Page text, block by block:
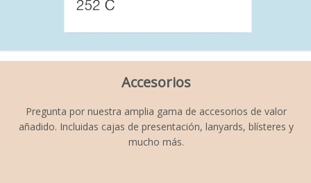
Accesorios
Pregunta por nuestra amplia gama de accesorios de valor
añadido. Incluidas cajas de presentación, lanyards, blísteres y
mucho más.